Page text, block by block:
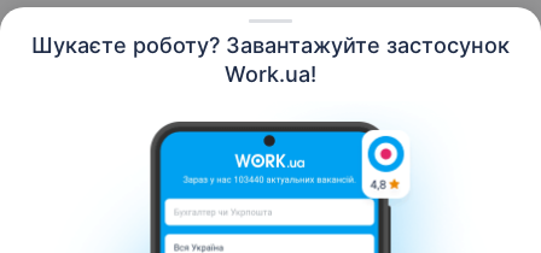
Шукаєте роботу? Завантажуйте застосунок
Work.ua!